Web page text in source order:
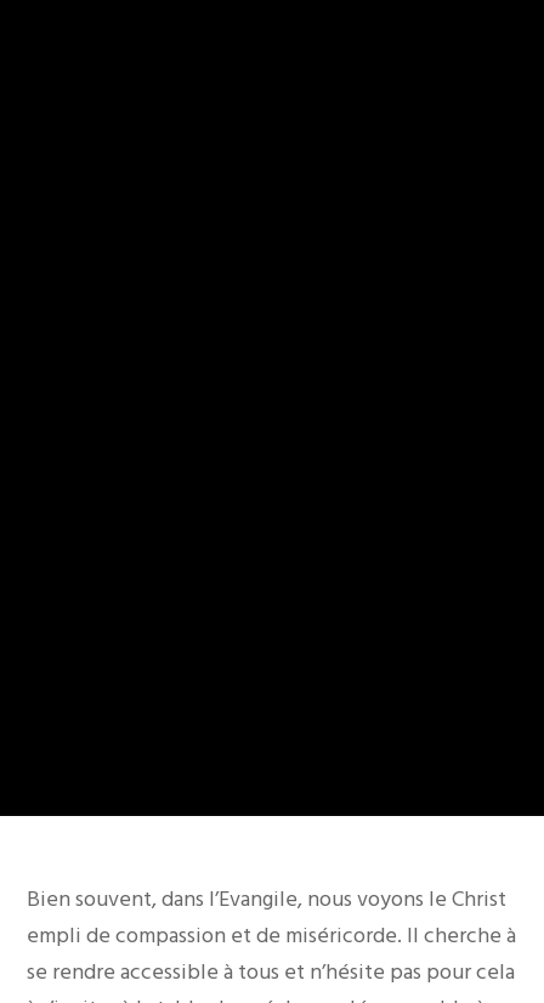
Bien souvent, dans l’Evangile, nous voyons le Christ
empli de compassion et de miséricorde. Il cherche à
se rendre accessible à tous et n’hésite pas pour cela